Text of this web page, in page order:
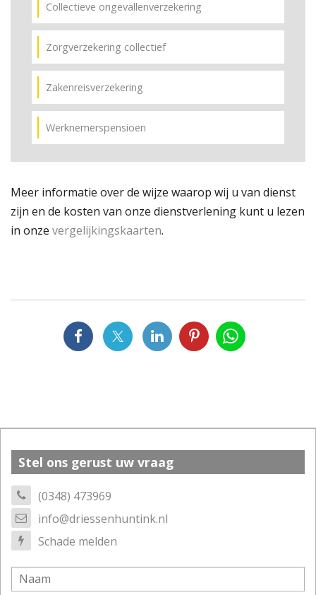
Collectieve ongevallenverzekering
Zorgverzekering collectief
Zakenreisverzekering
Werknemerspensioen
Meer informatie over de wijze waarop wij u van dienst
zijn en de kosten van onze dienstverlening kunt u lezen
in onze vergelijkingskaarten.
Stel ons gerust uw vraag
(0348) 473969
info@driessenhuntink.nl
Schade melden